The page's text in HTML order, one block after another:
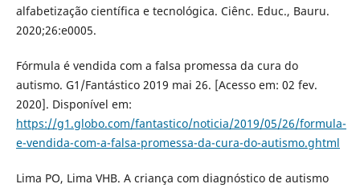
alfabetização científica e tecnológica. Ciênc. Educ., Bauru.
2020;26:e0005.
Fórmula é vendida com a falsa promessa da cura do
autismo. G1/Fantástico 2019 mai 26. [Acesso em: 02 fev.
2020]. Disponível em:
https://g1.globo.com/fantastico/noticia/2019/05/26/formula-
e-vendida-com-a-falsa-promessa-da-cura-do-autismo.ghtml
Lima PO, Lima VHB. A criança com diagnóstico de autismo